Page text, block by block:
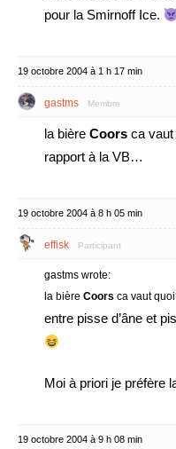
pour la Smirnoff Ice.
19 octobre 2004 à 1 h 17 min
gastms Membre
la bière Coors ca vaut
rapport à la VB…
19 octobre 2004 à 8 h 05 min
effisk Participant
gastms wrote:
la bière Coors ca vaut
entre pisse d’âne et
Moi à priori je préfère
19 octobre 2004 à 9 h 08 min